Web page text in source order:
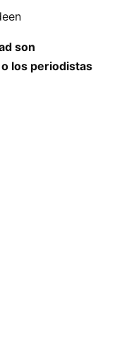
son
los periodistas